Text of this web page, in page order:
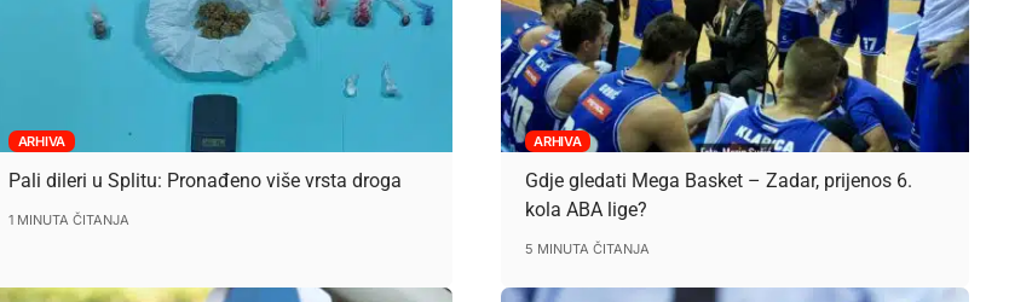
ARHIVA
Pali dileri u Splitu: Pronađeno više vrsta droga
1 MINUTA ČITANJA
ARHIVA
Gdje gledati Mega Basket – Zadar, prijenos 6.
kola ABA lige?
5 MINUTA ČITANJA